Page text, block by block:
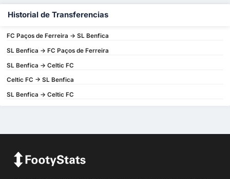
Historial de Transferencias
FC Paços de Ferreira -> SL Benfica
SL Benfica -> FC Paços de Ferreira
SL Benfica -> Celtic FC
Celtic FC -> SL Benfica
SL Benfica -> Celtic FC